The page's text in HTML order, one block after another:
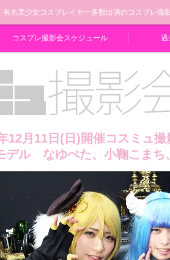
有名美少女コスプレイヤー多数出演のコスプレ撮
コスプレ撮影会スケジュール 過
12月11日(日)開催コスミュ撮
デル なゆぺた、小鞠こまち